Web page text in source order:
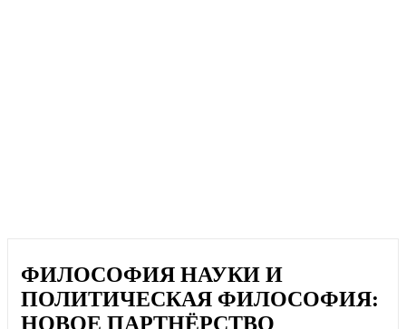
ФИЛОСОФИЯ НАУКИ И
ПОЛИТИЧЕСКАЯ ФИЛОСОФИЯ:
НОВОЕ ПАРТНЁРСТВО